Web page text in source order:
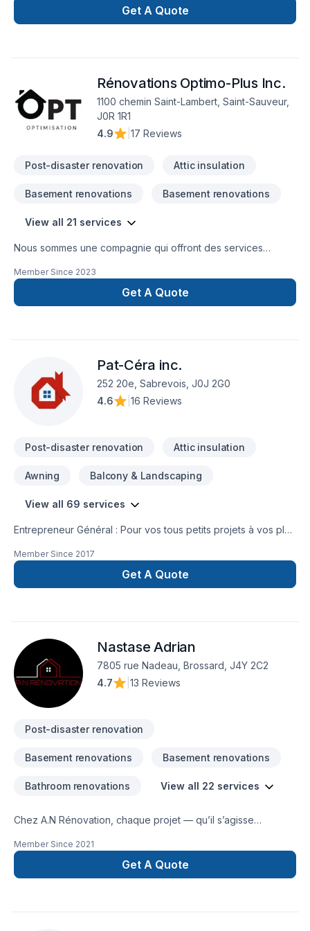
Get A Quote
Rénovations Optimo-Plus Inc.
1100 chemin Saint-Lambert, Saint-Sauveur,
J0R 1R1
4.9
17 Reviews
Post-disaster renovation Attic insulation
Basement renovations Basement renovations
View all 21 services
Nous sommes une compagnie qui offront des services
comfort pour votre maison.
Member Since 2023
Get A Quote
Pat-Céra inc.
252 20e, Sabrevois, J0J 2G0
4.6
16 Reviews
Post-disaster renovation Attic insulation
Awning Balcony & Landscaping
View all 69 services
Entrepreneur Général : Pour vos tous petits projets à vos plus
de réalisez vos travaux tout en restant à votre
écoute. Service personnalisé !
Member Since 2017
Get A Quote
Nastase Adrian
7805 rue Nadeau, Brossard, J4Y 2C2
4.7
13 Reviews
Post-disaster renovation
Basement renovations Basement renovations
Bathroom renovations View all 22 services
Chez A.N Rénovation, chaque projet — qu’il s’agisse
après-sinistre, de rénovations commerciales, de cuisine,
d’excavation intérieure, de rénovation générale, de salle de
bain ou de sous-sol — est une occasion de démontrer notre
Member Since 2021
Get A Quote